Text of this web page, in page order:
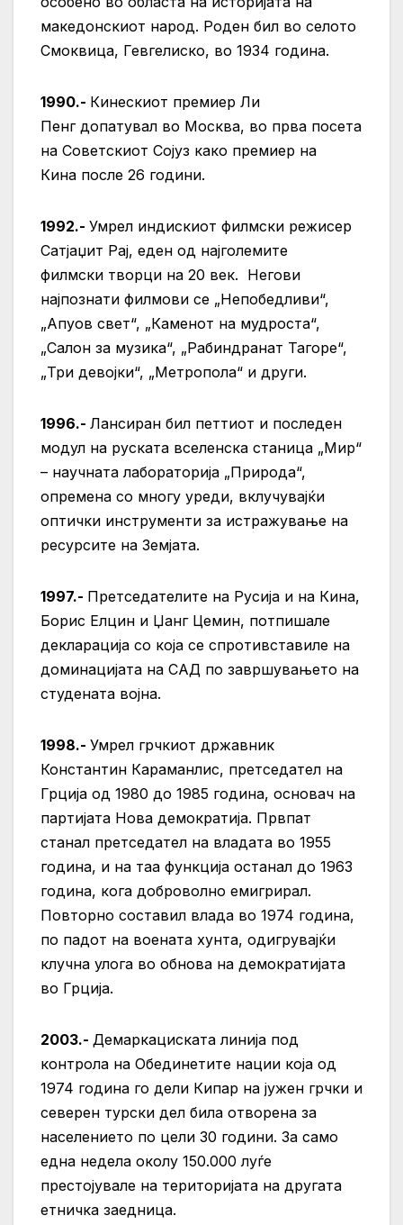
македонскиот народ. Роден бил во селото
Смоквица, Гевгелиско, во 1934 година.
1990.- Кинескиот премиер Ли
Пенг допатувал во Москва, во прва посета
на Советскиот Сојуз како премиер на
Кина после 26 години.
1992.- Умрел индискиот филмски режисер
Сатјаџит Рај, еден од најголемите
филмски творци на 20 век. Негови
најпознати филмови се „Непобедливи“,
„Апуов свет“, „Каменот на мудроста“,
„Салон за музика“, „Рабиндранат Тагоре“,
„Три девојки“, „Метропола“ и други.
1996.- Лансиран бил петтиот и последен
модул на руската вселенска станица „Мир“
– научната лабораторија „Природа“,
опремена со многу уреди, вклучувајќи
оптички инструменти за истражување на
ресурсите на Земјата.
1997.- Претседателите на Русија и на Кина,
Борис Елцин и Џанг Цемин, потпишале
декларација со која се спротивставиле на
доминацијата на САД по завршувањето на
студената војна.
1998.- Умрел грчкиот државник
Константин Караманлис, претседател на
Грција од 1980 до 1985 година, основач на
партијата Нова демократија. Првпат
станал претседател на владата во 1955
година, и на таа функција останал до 1963
година, кога доброволно емигрирал.
Повторно составил влада во 1974 година,
по падот на воената хунта, одигрувајќи
клучна улога во обнова на демократијата
во Грција.
2003.- Демаркациската линија под
контрола на Обединетите нации која од
1974 година го дели Кипар на јужен грчки и
северен турски дел била отворена за
населението по цели 30 години. За само
една недела околу 150.000 луѓе
престојувале на територијата на другата
етничка заедница.